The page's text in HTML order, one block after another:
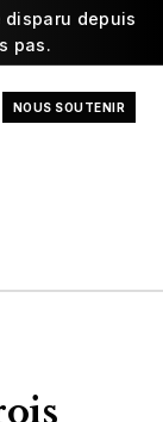
depuis
pas.
NOUS SOUTENIR